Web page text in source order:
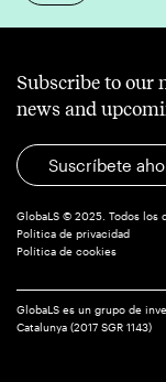
Subscribe to our
news and
Suscríbete
GlobaLS © 2025. Todos los
Política de privacidad
Política de cookies
GlobaLS es un grupo de
Catalunya (2017 SGR 1143)